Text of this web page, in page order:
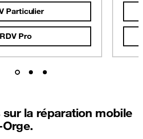
Particulier
RDV Pro
sur la réparation mobile